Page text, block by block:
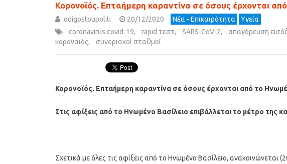
Κορονοϊός. Επταήμερη καραντίνα σε όσους έρχονται
odigostoupoliti 20/12/2020 Νέα - Επικαιρότητα
Υγεία
coronavirus covid-19, rapid τεστ, SARS-CoV-2, απαγόρευση
κοροναϊός, συνοριακοί σταθμοί
Κορονοϊός. Επταήμερη καραντίνα σε όσους έρχονται από το
Στις αφίξεις από το Ηνωμένο Βασίλειο επιβάλλεται το μέτρο της
Σχετικά με όλες τις αφίξεις από το Ηνωμένο Βασίλειο, ανακοινώνεται